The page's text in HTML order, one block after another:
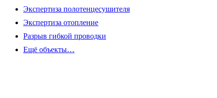
Экспертиза полотенцесушителя
Экспертиза отопление
Разрыв гибкой проводки
Ещё объекты…